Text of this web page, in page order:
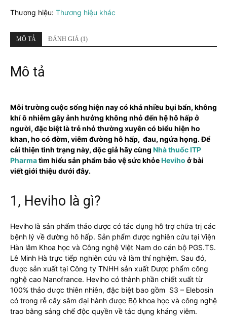
đau
long
đờm
cổ,
lượng
Thương hiệu: Thương hiệu khác
MÔ TẢ ĐÁNH GIÁ (1)
Mô tả
Môi trường cuộc sống hiện nay có khá nhiều bụi bẩn, không
khí ô nhiễm gây ảnh hưởng không nhỏ đến hệ hô hấp ở
người, đặc biệt là trẻ nhỏ thường xuyên có biểu hiện ho
khan, ho có đờm, viêm đường hô hấp, đau, ngứa họng. Để
cải thiện tình trạng này, độc giả hãy cùng Nhà thuốc ITP
Pharmatìm hiểu sản phẩm bảo vệ sức khỏeHeviho ở bài
viết giới thiệu dưới đây.
1, Heviho là gì?
Heviho là sản phẩm thảo dược có tác dụng hỗ trợ chữa trị các
bệnh lý về đường hô hấp. Sản phẩm được nghiên cứu tại Viện
Hàn lâm Khoa học và Công nghệ Việt Nam do cán bộ PGS.TS.
Lê Minh Hà trực tiếp nghiên cứu và làm thí nghiệm. Sau đó,
được sản xuất tại Công ty TNHH sản xuất Dược phẩm công
nghệ cao Nanofrance. Heviho có thành phần chiết xuất từ
100% thảo dược thiên nhiên, đặc biệt bao gồm S3 – Elebosin
có trong rễ cây sâm đại hành được Bộ khoa học và công nghệ
trao bằng sáng chế độc quyền về tác dụng kháng viêm.